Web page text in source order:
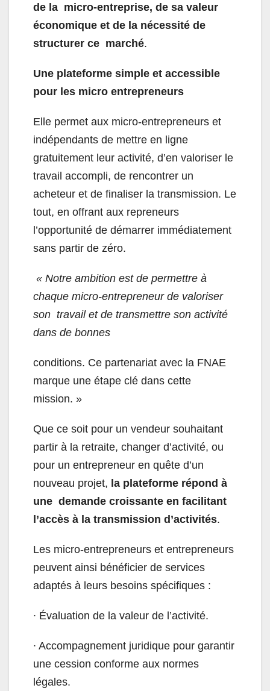
de la micro-entreprise, de sa valeur
économique et de la nécessité de
structurer ce marché.
Une plateforme simple et accessible
pour les micro entrepreneurs
Elle permet aux micro-entrepreneurs et
indépendants de mettre en ligne
gratuitement leur activité, d’en valoriser le
travail accompli, de rencontrer un
acheteur et de finaliser la transmission. Le
tout, en offrant aux repreneurs
l’opportunité de démarrer immédiatement
sans partir de zéro.
« Notre ambition est de permettre à
chaque micro-entrepreneur de valoriser
son travail et de transmettre son activité
dans de bonnes
conditions. Ce partenariat avec la FNAE
marque une étape clé dans cette
mission. »
Que ce soit pour un vendeur souhaitant
partir à la retraite, changer d’activité, ou
pour un entrepreneur en quête d’un
nouveau projet, la plateforme répond à
une demande croissante en facilitant
l’accès à la transmission d’activités.
Les micro-entrepreneurs et entrepreneurs
peuvent ainsi bénéficier de services
adaptés à leurs besoins spécifiques :
∙ Évaluation de la valeur de l’activité.
∙ Accompagnement juridique pour garantir
une cession conforme aux normes
légales.